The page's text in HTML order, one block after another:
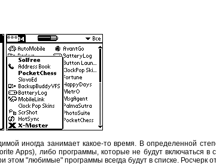
иногда занимает какое-то время. В определенной
Apps), либо программы, которые не будут включаться
"любимые" программы всегда будут в списке. Росчерк